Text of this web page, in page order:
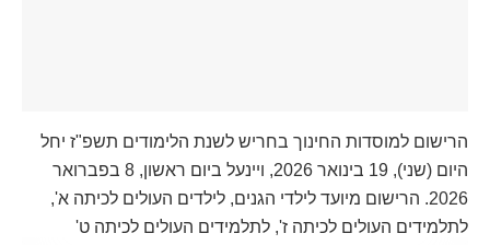
הרישום למוסדות החינוך בחריש לשנת הלימודים תשפ"ז יחל
היום (שני), 19 בינואר 2026, ויינעל ביום ראשון, 8 בפברואר
2026. הרישום מיועד לילדי הגנים, לילדים העולים לכיתה א',
לתלמידים העולים לכיתה ז', לתלמידים העולים לכיתה ט'